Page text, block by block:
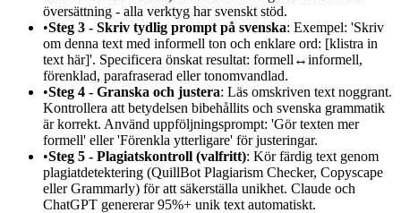
översättning - alla verktyg har svenskt stöd.
•Steg 3 - Skriv tydlig prompt på svenska: Exempel: 'Skriv
om denna text med informell ton och enklare ord: [klistra in
text här]'. Specificera önskat resultat: formell↔informell,
förenklad, parafraserad eller tonomvandlad.
•Steg 4 - Granska och justera: Läs omskriven text noggrant.
Kontrollera att betydelsen bibehållits och svenska grammatik
är korrekt. Använd uppföljningsprompt: 'Gör texten mer
formell' eller 'Förenkla ytterligare' för justeringar.
•Steg 5 - Plagiatskontroll (valfritt): Kör färdig text genom
plagiatdetektering (QuillBot Plagiarism Checker, Copyscape
eller Grammarly) för att säkerställa unikhet. Claude och
ChatGPT genererar 95%+ unik text automatiskt.